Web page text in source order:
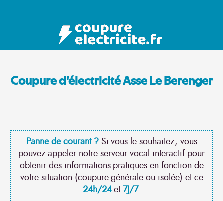
Coupure d'électricité Asse Le Berenger
Panne de courant ?Si vous le souhaitez, vous
pouvez appeler notre serveur vocal interactif pour
obtenir des informations pratiques en fonction de
votre situation (coupure générale ou isolée) et ce
24h/24et7J/7.